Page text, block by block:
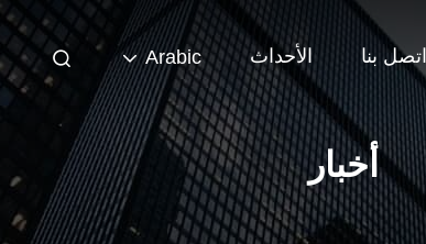
اتصل بنا الأحداث Arabic
أخبار